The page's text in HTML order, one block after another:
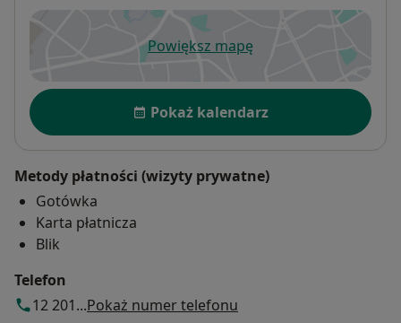
Powiększ mapęotwiera się w nowej karcie
Dostępność
Pokaż kalendarz
Metody płatności (wizyty prywatne)
Gotówka
Karta płatnicza
Blik
Telefon
12 201...Pokaż numer telefonu